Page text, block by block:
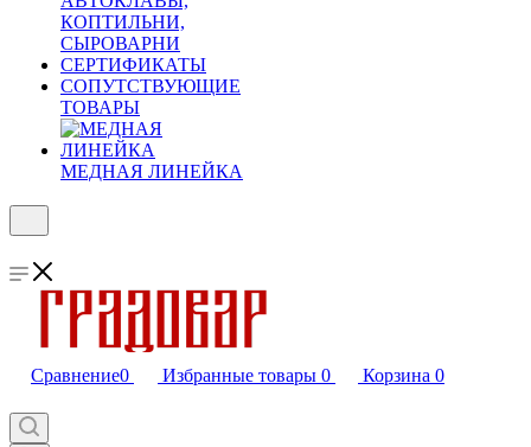
КОПТИЛЬНИ,
СЫРОВАРНИ
СЕРТИФИКАТЫ
СОПУТСТВУЮЩИЕ
ТОВАРЫ
МЕДНАЯ ЛИНЕЙКА
Сравнение0 Избранные товары 0 Корзина 0